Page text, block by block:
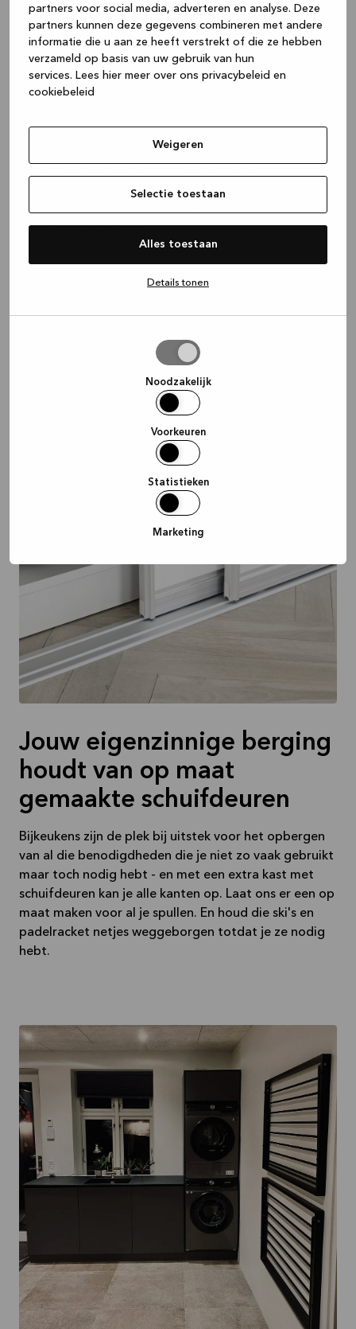
partners voor social media, adverteren en analyse. Deze
partners kunnen deze gegevens combineren met andere
informatie die u aan ze heeft verstrekt of die ze hebben
verzameld op basis van uw gebruik van hun
services. Lees hier meer over ons privacybeleid en
cookiebeleid
Weigeren
Selectie toestaan
Alles toestaan
Details tonen
Noodzakelijk
Voorkeuren
Statistieken
Marketing
van de markt: ruim het op
met stijl
Als je bijkeuken wordt gebruikt als tweede werkplek
om grote diners klaar te maken, luister dan goed. Een
rommelige nachtmerrie verandert. We raden een
diepe wasbaken een sterke
aan die bij jou, jouw voedselbereiding en uiteraard
Jouw eigenzinnige berging
houdt van op maat
gemaakte schuifdeuren
Bijkeukens zijn de plek bij uitstek voor het opbergen
van al die benodigdheden die je niet zo vaak gebruikt
maar toch nodig hebt - en met een extra kast met
schuifdeuren kan je alle kanten op. Laat ons er een op
maat maken voor al je spullen. En houd die ski's en
padelracket netjes weggeborgen totdat je ze nodig
hebt.